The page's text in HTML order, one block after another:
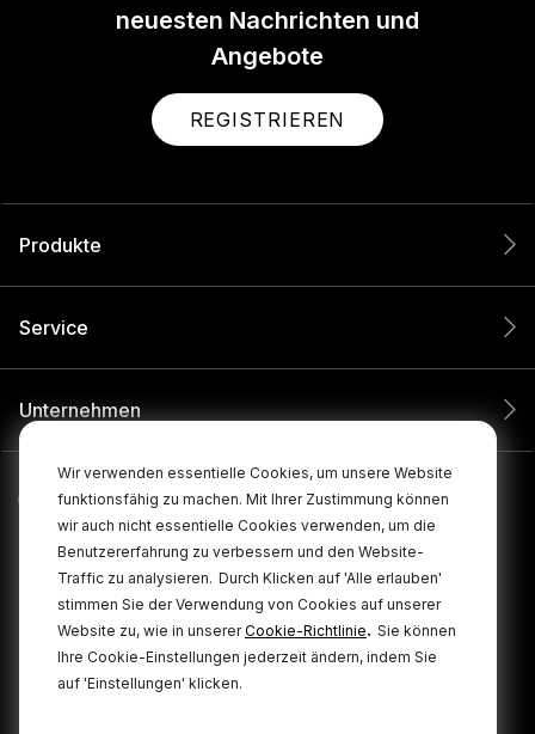
Wir verwenden essentielle Cookies, um unsere Website
funktionsfähig zu machen. Mit Ihrer Zustimmung können
wir auch nicht essentielle Cookies verwenden, um die
Benutzererfahrung zu verbessern und den Website-
Traffic zu analysieren. Durch Klicken auf 'Alle erlauben'
stimmen Sie der Verwendung von Cookies auf unserer
Website zu, wie in unsererCookie-Richtlinie. Sie können
Ihre Cookie-Einstellungen jederzeit ändern, indem Sie
auf 'Einstellungen' klicken.
neuesten Nachrichten und
Angebote
REGISTRIEREN
Produkte
Service
Unternehmen
© 2026 RØDE Alle Rechte vorbehalten.